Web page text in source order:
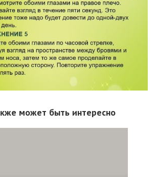
может быть интересно